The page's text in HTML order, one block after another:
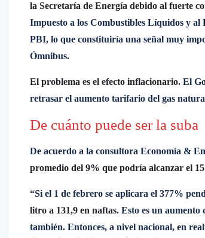
la Secretaría de Energía debido al fuerte
Impuesto a los Combustibles Líquidos y al
PBI, lo que constituiría una señal muy
Ómnibus.
El problema es el efecto inflacionario. El
retrasar el aumento tarifario del gas
De cuánto puede ser la suba
De acuerdo a la consultora Economía &
promedio del 9% que podría alcanzar el
“Si el 1 de febrero se aplicara el 377%
litro a 131,9 en naftas. Esto es un aumento
también. Entonces, a nivel nacional, en